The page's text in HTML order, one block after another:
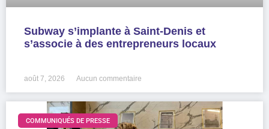
Subway s’implante à Saint-Denis et
s’associe à des entrepreneurs locaux
août 7, 2026 Aucun commentaire
COMMUNIQUÉS DE PRESSE